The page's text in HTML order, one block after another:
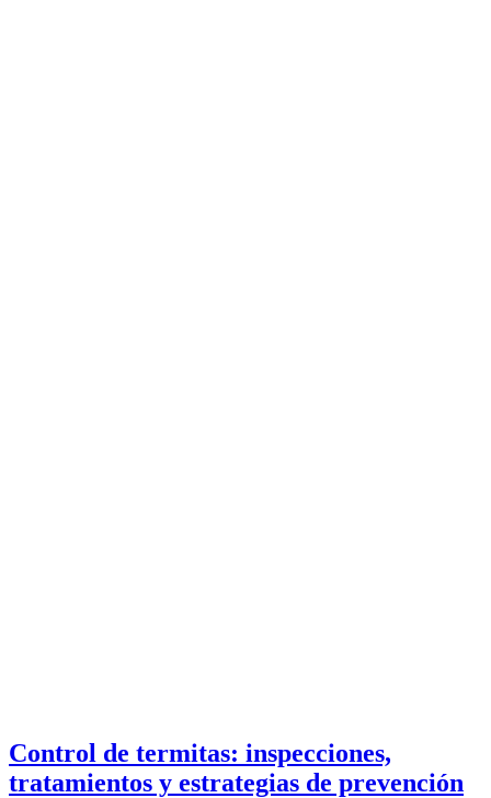
Control de termitas: inspecciones,
tratamientos y estrategias de prevención